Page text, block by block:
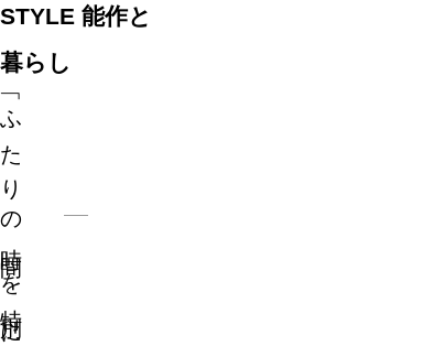
STYLE 能作と
暮らし
「ふたりの時間」を特別に